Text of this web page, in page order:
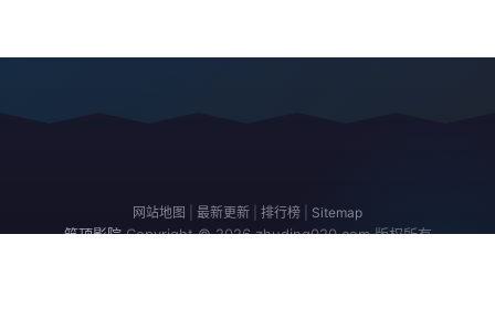
网站地图 最新更新 排行榜 Sitemap
筑顶影院 Copyright © 2026 zhuding020.com 版权所有